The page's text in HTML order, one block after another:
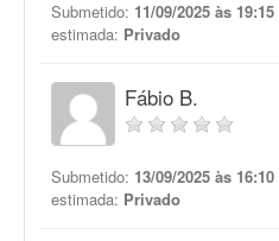
Submetido: 11/09/2025 às 19:15
estimada: Privado
Fábio B.
Submetido: 13/09/2025 às 16:10
estimada: Privado